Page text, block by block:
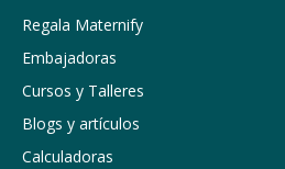
Regala Maternify
Embajadoras
Cursos y Talleres
Blogs y artículos
Calculadoras